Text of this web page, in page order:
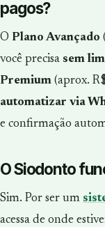
pagos?
O Plano Avançado
você precisa sem
Premium (aprox.
automatizar via
e confirmação
O Siodonto
Sim. Por ser um
acessa de onde